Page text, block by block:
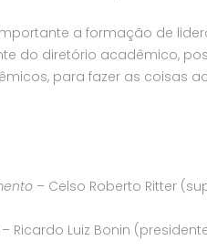
a formação de
do diretório acadêmico,
para fazer as coisas
– Celso Roberto Ritter
– Ricardo Luiz Bonin